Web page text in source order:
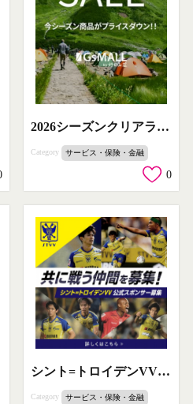
2026シーズンクリアランスセール（季節在庫一掃セール）
Category サービス・保険・金融
0
シント=トロイデンVV公式スポンサー募集
Category サービス・保険・金融